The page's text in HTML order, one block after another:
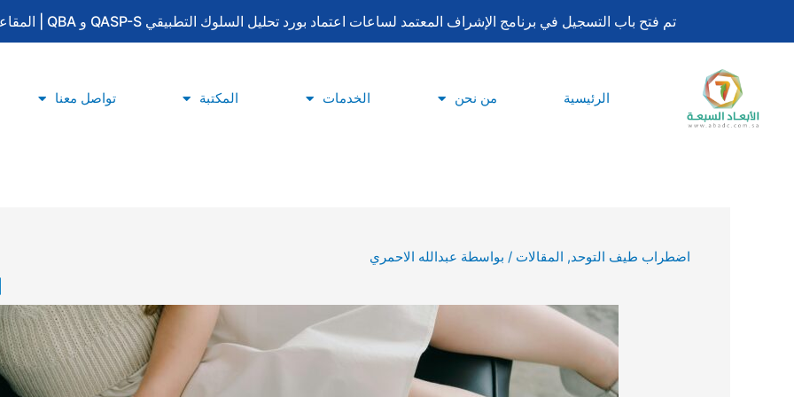
تم فتح باب التسجيل في برنامج الإشراف المعتمد لساعات اعتماد بورد تحليل السلوك التطبيقي QASP-S و QBA | المقاعد محدودة | للتسجيل والاستفسار: 0533415777
الرئيسية من نحن الخدمات المكتبة تواصل معنا
اضطراب طيف التوحد, المقالات / بواسطة عبدالله الاحمري